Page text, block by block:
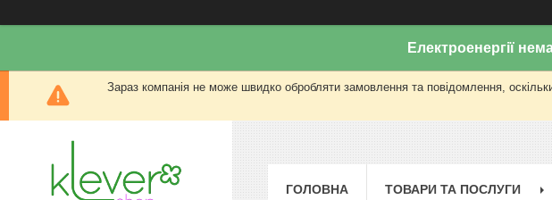
Електроенергії
Зараз компанія не може швидко обробляти замовлення та повідомлення,
ГОЛОВНА ТОВАРИ ТА ПОСЛУГИ